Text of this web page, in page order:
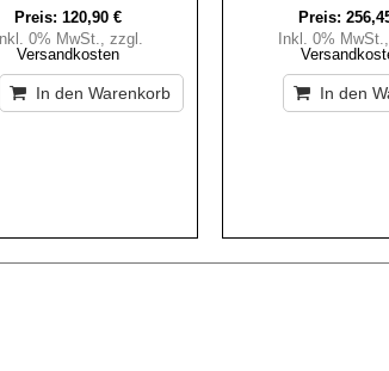
Preis: 120,90 €
0% MwSt.
zzgl.
Versandkosten
In den Warenkorb
Preis:
Inkl. 0% MwSt.
In den